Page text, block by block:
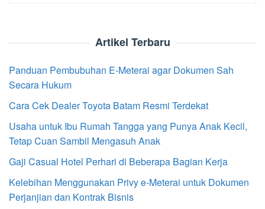
Artikel Terbaru
Panduan Pembubuhan E-Meterai agar Dokumen Sah
Secara Hukum
Cara Cek Dealer Toyota Batam Resmi Terdekat
Usaha untuk Ibu Rumah Tangga yang Punya Anak Kecil,
Tetap Cuan Sambil Mengasuh Anak
Gaji Casual Hotel Perhari di Beberapa Bagian Kerja
Kelebihan Menggunakan Privy e-Meterai untuk Dokumen
Perjanjian dan Kontrak Bisnis